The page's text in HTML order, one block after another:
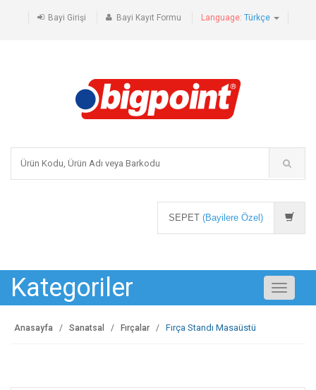
Bayi Girişi Bayi Kayıt Formu Language: Türkçe
SEPET (Bayilere Özel)
Kategoriler
Toggle
Anasayfa Sanatsal Fırçalar Fırça Standı Masaüstü